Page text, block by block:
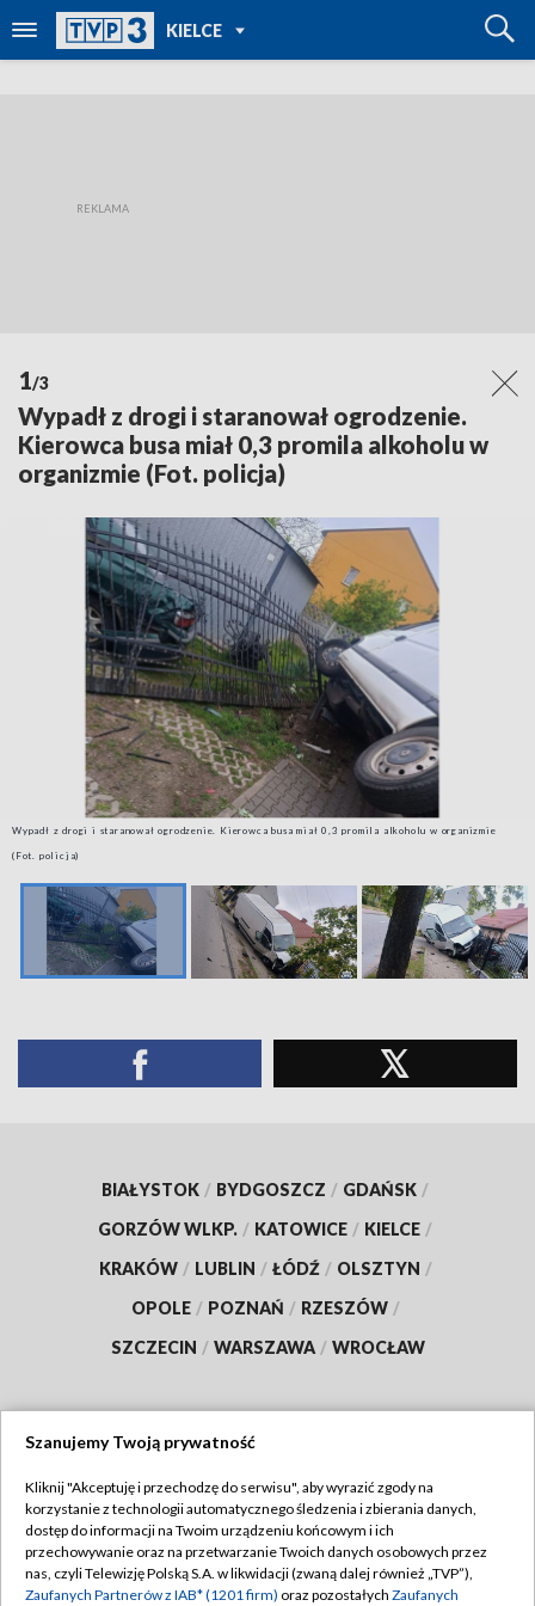
KIELCE
TVP REGIONY
1/3
Wypadł z drogi i staranował ogrodzenie.
Kierowca busa miał 0,3 promila alkoholu w
organizmie (Fot. policja)
Wypadł z drogi i staranował ogrodzenie. Kierowca busa miał 0,3 promila alkoholu w organizmie
(Fot. policja)
BIAŁYSTOK / BYDGOSZCZ / GDAŃSK /
GORZÓW WLKP. / KATOWICE / KIELCE /
KRAKÓW / LUBLIN / ŁÓDŹ / OLSZTYN /
OPOLE / POZNAŃ / RZESZÓW /
SZCZECIN / WARSZAWA / WROCŁAW
TVP
Abonament TVP
Emisja w TVP
Regulamin TVP
Polityka prywatności
Szanujemy Twoją prywatność
Kliknij "Akceptuję i przechodzę do serwisu", aby wyrazić zgody na
korzystanie z technologii automatycznego śledzenia i zbierania danych,
dostęp do informacji na Twoim urządzeniu końcowym i ich
przechowywanie oraz na przetwarzanie Twoich danych osobowych przez
nas, czyli Telewizję Polską S.A. w likwidacji (zwaną dalej również „TVP”),
Zaufanych Partnerów z IAB* (1201 firm) oraz pozostałych Zaufanych